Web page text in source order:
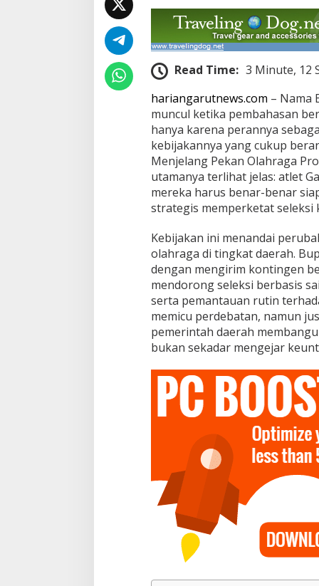
o
v
Read Time: 3 Minute, 12
hariangarutnews.com – Nama
muncul ketika pembahasan
hanya karena perannya
kebijakannya yang cukup
Menjelang Pekan Olahraga
utamanya terlihat jelas: atlet
mereka harus benar-benar
strategis memperketat seleksi
Kebijakan ini menandai
olahraga di tingkat daerah.
dengan mengirim kontingen
mendorong seleksi berbasis
serta pemantauan rutin
memicu perdebatan, namun
pemerintah daerah
bukan sekadar mengejar